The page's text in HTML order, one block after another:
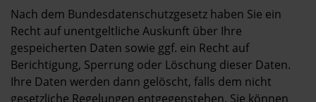
Nach dem Bundesdatenschutzgesetz haben Sie ein
Recht auf unentgeltliche Auskunft über Ihre
gespeicherten Daten sowie ggf. ein Recht auf
Berichtigung, Sperrung oder Löschung dieser Daten.
Ihre Daten werden dann gelöscht, falls dem nicht
gesetzliche Regelungen entgegenstehen. Sie können